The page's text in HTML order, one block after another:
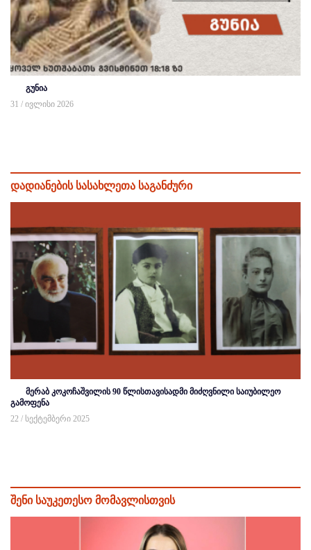
გუნია
31 / ივლისი 2026
დადიანების სასახლეთა საგანძური
მერაბ კოკოჩაშვილის 90 წლისთავისადმი მიძღვნილი საიუბილეო
გამოფენა
22 / სექტემბერი 2025
შენი საუკეთესო მომავლისთვის